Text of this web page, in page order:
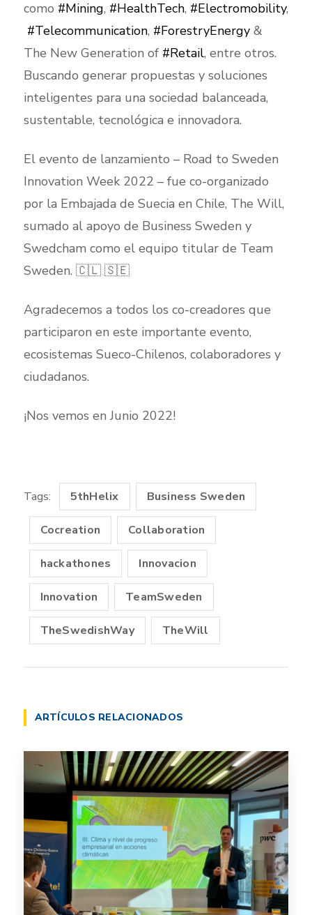
como #Mining, #HealthTech, #Electromobility,
#Telecommunication, #ForestryEnergy&
The New Generation of #Retail, entre otros.
Buscando generar propuestas y soluciones
inteligentes para una sociedad balanceada,
sustentable, tecnológica e innovadora.
El evento de lanzamiento – Road to Sweden
Innovation Week 2022 – fue co-organizado
por la Embajada de Suecia en Chile, The Will,
sumado al apoyo de Business Sweden y
Swedcham como el equipo titular de Team
Sweden. 🇨🇱 🇸🇪
Agradecemos a todos los co-creadores que
participaron en este importante evento,
ecosistemas Sueco-Chilenos, colaboradores y
ciudadanos.
¡Nos vemos en Junio 2022!
Tags: 5thHelix Business Sweden
Cocreation Collaboration
hackathones Innovacion
Innovation TeamSweden
TheSwedishWay TheWill
ARTÍCULOS RELACIONADOS